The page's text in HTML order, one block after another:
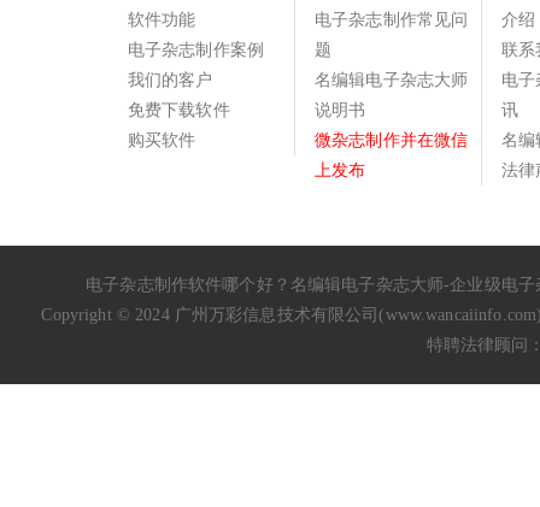
软件功能
电子杂志制作案例
我们的客户
免费下载软件
购买软件
电子杂志制作常见问
题
名编辑电子杂志大师
说明书
微杂志制作并在微信
上发布
介绍
联系
电子
讯
名编
法律
电子杂志制作软件哪个好？名编辑电子杂志大师-企业级电子
Copyright © 2024 广州万彩信息技术有限公司(www.wancaiinfo.com
特聘法律顾问